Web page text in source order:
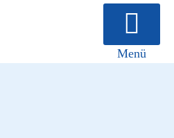
Menü